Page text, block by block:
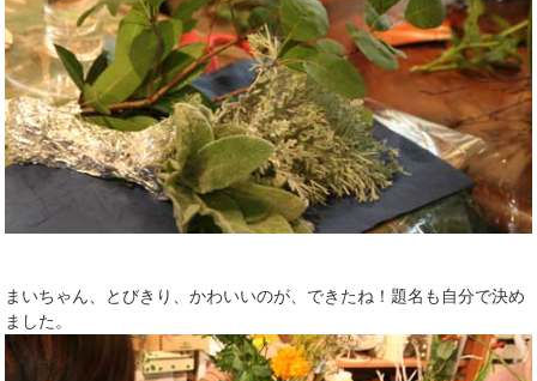
まいちゃん、とびきり、かわいいのが、できたね！題名も自分で決め
ました。